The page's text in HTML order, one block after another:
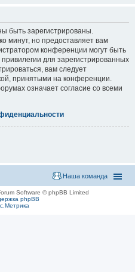
быть зарегистрированы.
минут, но предоставляет вам
конференции могут быть
для зарегистрированных
вам следует
принятыми на конференции.
означает согласие со всеми
Наша команда
Software © phpBB Limited
phpBB